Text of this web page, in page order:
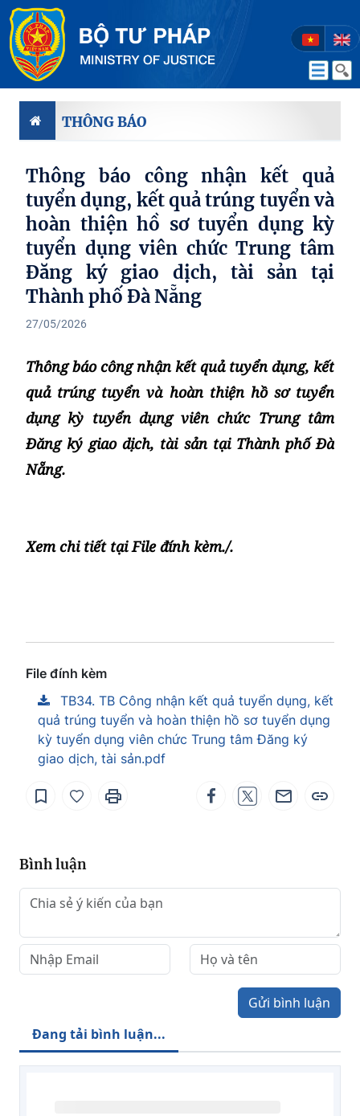
THÔNG BÁO
Thông báo công nhận kết quả
tuyển dụng, kết quả trúng tuyển và
hoàn thiện hồ sơ tuyển dụng kỳ
tuyển dụng viên chức Trung tâm
Đăng ký giao dịch, tài sản tại
Thành phố Đà Nẵng
27/05/2026
Thông báo công nhận kết quả tuyển dụng, kết
quả trúng tuyển và hoàn thiện hồ sơ tuyển
dụng kỳ tuyển dụng viên chức Trung tâm
Đăng ký giao dịch, tài sản tại Thành phố Đà
Nẵng.
Xem chi tiết tại File đính kèm./.
File đính kèm
TB34. TB Công nhận kết quả tuyển dụng, kết
quả trúng tuyển và hoàn thiện hồ sơ tuyển dụng
kỳ tuyển dụng viên chức Trung tâm Đăng ký
giao dịch, tài sản.pdf
Bình luận
Gửi bình luận
Đang tải bình luận...